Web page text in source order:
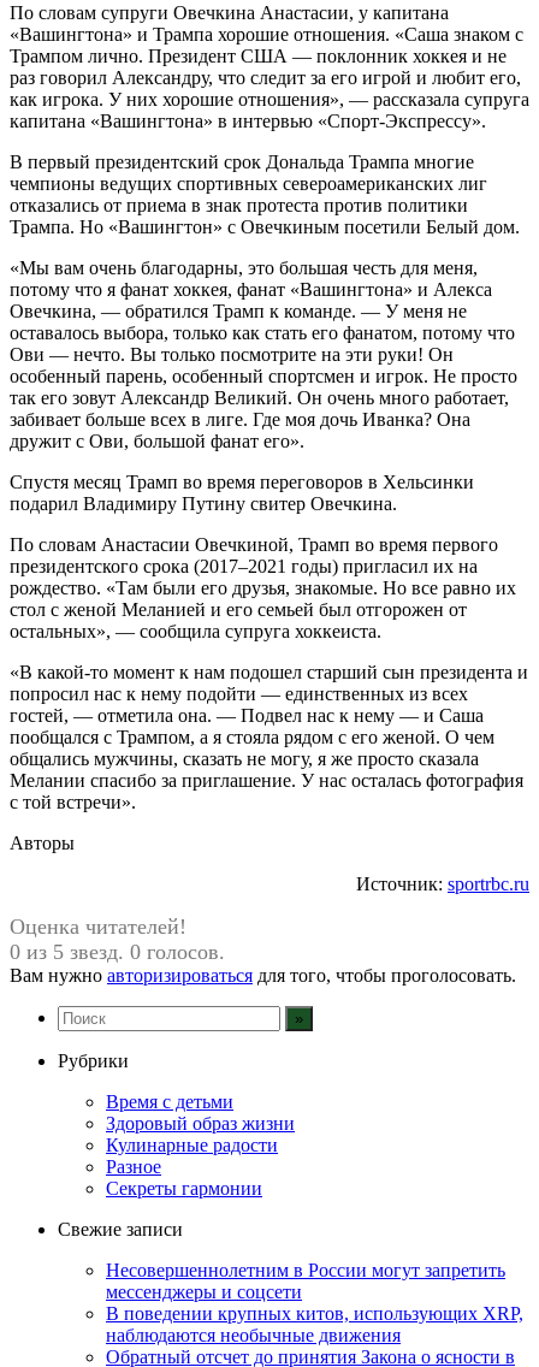
По словам супруги Овечкина Анастасии, у капитана
«Вашингтона» и Трампа хорошие отношения. «Саша знаком с
Трампом лично. Президент США — поклонник хоккея и не
раз говорил Александру, что следит за его игрой и любит его,
как игрока. У них хорошие отношения», — рассказала супруга
капитана «Вашингтона» в интервью «Спорт-Экспрессу».
В первый президентский срок Дональда Трампа многие
чемпионы ведущих спортивных североамериканских лиг
отказались от приема в знак протеста против политики
Трампа. Но «Вашингтон» с Овечкиным посетили Белый дом.
«Мы вам очень благодарны, это большая честь для меня,
потому что я фанат хоккея, фанат «Вашингтона» и Алекса
Овечкина, — обратился Трамп к команде. — У меня не
оставалось выбора, только как стать его фанатом, потому что
Ови — нечто. Вы только посмотрите на эти руки! Он
особенный парень, особенный спортсмен и игрок. Не просто
так его зовут Александр Великий. Он очень много работает,
забивает больше всех в лиге. Где моя дочь Иванка? Она
дружит с Ови, большой фанат его».
Спустя месяц Трамп во время переговоров в Хельсинки
подарил Владимиру Путину свитер Овечкина.
По словам Анастасии Овечкиной, Трамп во время первого
президентского срока (2017–2021 годы) пригласил их на
рождество. «Там были его друзья, знакомые. Но все равно их
стол с женой Меланией и его семьей был отгорожен от
остальных», — сообщила супруга хоккеиста.
«В какой-то момент к нам подошел старший сын президента и
попросил нас к нему подойти — единственных из всех
гостей, — отметила она. — Подвел нас к нему — и Саша
пообщался с Трампом, а я стояла рядом с его женой. О чем
общались мужчины, сказать не могу, я же просто сказала
Мелании спасибо за приглашение. У нас осталась фотография
с той встречи».
Авторы
Источник: sportrbc.ru
Оценка читателей!
0 из 5 звезд. 0 голосов.
Вам нужно авторизироваться для того, чтобы проголосовать.
Рубрики
Время с детьми
Здоровый образ жизни
Кулинарные радости
Разное
Секреты гармонии
Свежие записи
Несовершеннолетним в России могут запретить
мессенджеры и соцсети
В поведении крупных китов, использующих XRP,
наблюдаются необычные движения
Обратный отсчет до принятия Закона о ясности в